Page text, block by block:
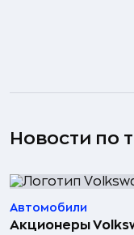
Новости по
Автомобили
Акционеры